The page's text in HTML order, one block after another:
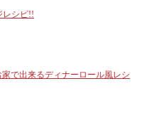
レシピ!!
で出来るディナーロール風レシ